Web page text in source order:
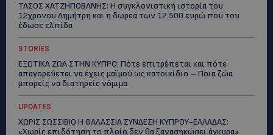
ΤΑΣΟΣ ΧΑΤΖΗΓΙΟΒΑΝΗΣ: Η συγκλονιστική ιστορία του
12χρονου Δημήτρη και η δωρεά των 12.500 ευρώ που του
έδωσε ελπίδα
STORIES
ΕΞΩΤΙΚΑ ΖΩΑ ΣΤΗΝ ΚΥΠΡΟ: Πότε επιτρέπεται και πότε
απαγορεύεται να έχεις μαϊμού ως κατοικίδιο – Ποια ζώα
μπορείς να διατηρείς νόμιμα
UPDATES
ΧΩΡΙΣ ΣΩΣΣΙΒΙΟ Η ΘΑΛΑΣΣΙΑ ΣΥΝΔΕΣΗ ΚΥΠΡΟΥ-ΕΛΛΑΔΑΣ:
«Χωρίς επιδότηση το πλοίο δεν θα ξανασηκώσει άγκυρα»